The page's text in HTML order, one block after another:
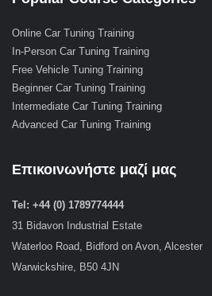
Online Car Tuning Training
In-Person Car Tuning Training
Free Vehicle Tuning Training
Beginner Car Tuning Training
Intermediate Car Tuning Training
Advanced Car Tuning Training
Επικοινωνήστε μαζί μας
Tel: +44 (0) 1789774444
31 Bidavon Industrial Estate
Waterloo Road, Bidford on Avon, Alcester
Warwickshire, B50 4JN